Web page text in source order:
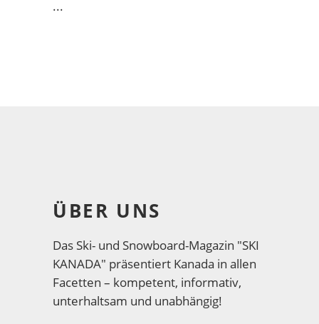
ÜBER UNS
Das Ski- und Snowboard-Magazin "SKI
KANADA" präsentiert Kanada in allen
Facetten – kompetent, informativ,
unterhaltsam und unabhängig!